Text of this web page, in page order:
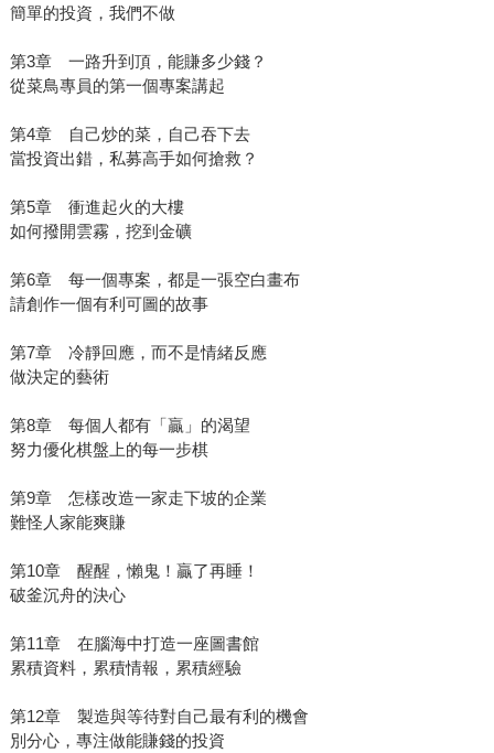
簡單的投資，我們不做
第3章 一路升到頂，能賺多少錢？
從菜鳥專員的第一個專案講起
第4章 自己炒的菜，自己吞下去
當投資出錯，私募高手如何搶救？
第5章 衝進起火的大樓
如何撥開雲霧，挖到金礦
第6章 每一個專案，都是一張空白畫布
請創作一個有利可圖的故事
第7章 冷靜回應，而不是情緒反應
做決定的藝術
第8章 每個人都有「贏」的渴望
努力優化棋盤上的每一步棋
第9章 怎樣改造一家走下坡的企業
難怪人家能爽賺
第10章 醒醒，懶鬼！贏了再睡！
破釜沉舟的決心
第11章 在腦海中打造一座圖書館
累積資料，累積情報，累積經驗
第12章 製造與等待對自己最有利的機會
別分心，專注做能賺錢的投資